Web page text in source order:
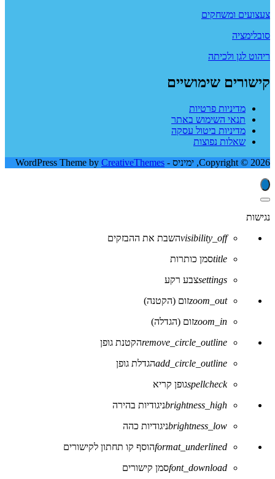
צעצועים ומשחקים
סובלימציה
ריהוט לגן ולכיתה
קישורים שימושיים
מדיניות פרטיות
תנאי השימוש באתר
מדיניות ביטול עסקה
שאלות נפוצות
Copyright © 2026, ימיניס - WordPress Theme by
CreativeThemes
סגור
את
סרגל
של
נגישות
visibility_offהשבת את ההבזקים
titleסמן כותרות
settingsצבע רקע
zoom_outזום (הקטנה)
zoom_inזום (הגדלה)
remove_circle_outlineהקטנת גופן
add_circle_outlineהגדלת גופן
spellcheckגופן קריא
brightness_highניגודיות בהירה
brightness_lowניגודיות כהה
format_underlinedהוסף קו תחתון לקישורים
font_downloadסמן קישורים